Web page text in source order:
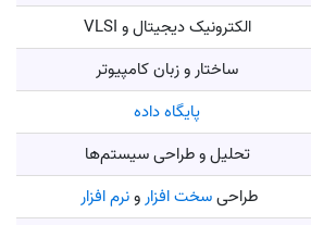
الکترونیک دیجیتال و VLSI
ساختار و زبان کامپیوتر
پایگاه داده
تحلیل و طراحی سیستم‌ها
طراحیسخت افزارونرم افزار